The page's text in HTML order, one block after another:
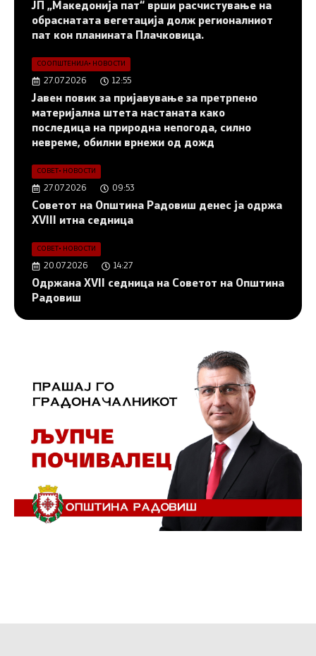
ЈП „Македонија пат“ врши расчистување на
обраснатата вегетација долж регионалниот
пат кон планината Плачковица.
СООПШТЕНИЈА• НОВОСТИ
27.07.2026 12:55
Јавен повик за пријавување за претрпено
материјална штета настаната како
последица на природна непогода, силно
невреме, обилни врнежи од дожд
СОВЕТ• НОВОСТИ
27.07.2026 09:53
Советот на Општина Радовиш денес ја одржа
XVIII итна седница
СОВЕТ• НОВОСТИ
20.07.2026 14:27
Одржана XVII седница на Советот на Општина
Радовиш